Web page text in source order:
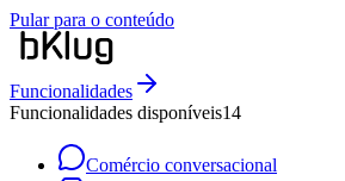
Pular para o conteúdo
Funcionalidades
Funcionalidades disponíveis14
Comércio conversacional